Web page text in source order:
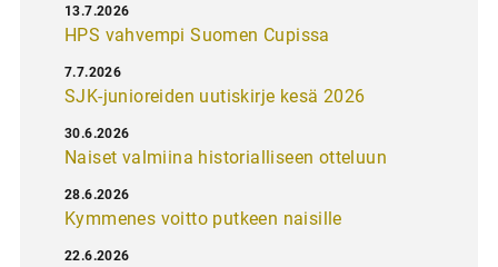
HPS vahvempi Suomen Cupissa
13.7.2026
SJK-junioreiden uutiskirje kesä 2026
7.7.2026
Naiset valmiina historialliseen otteluun
30.6.2026
Kymmenes voitto putkeen naisille
28.6.2026
22.6.2026